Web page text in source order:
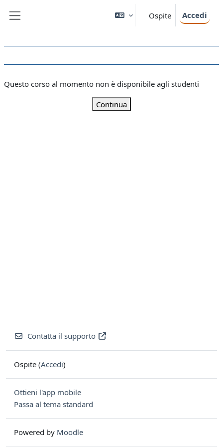
Ospite Accedi
Questo corso al momento non è disponibile agli studenti
Continua
Contatta il supporto
Ospite (Accedi)
Ottieni l'app mobile
Passa al tema standard
Powered by Moodle